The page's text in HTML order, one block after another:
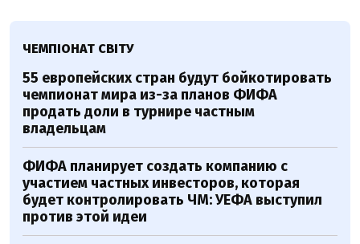
ЧЕМПІОНАТ СВІТУ
55 европейских стран будут бойкотировать
чемпионат мира из-за планов ФИФА
продать доли в турнире частным
владельцам
ФИФА планирует создать компанию с
участием частных инвесторов, которая
будет контролировать ЧМ: УЕФА выступил
против этой идеи